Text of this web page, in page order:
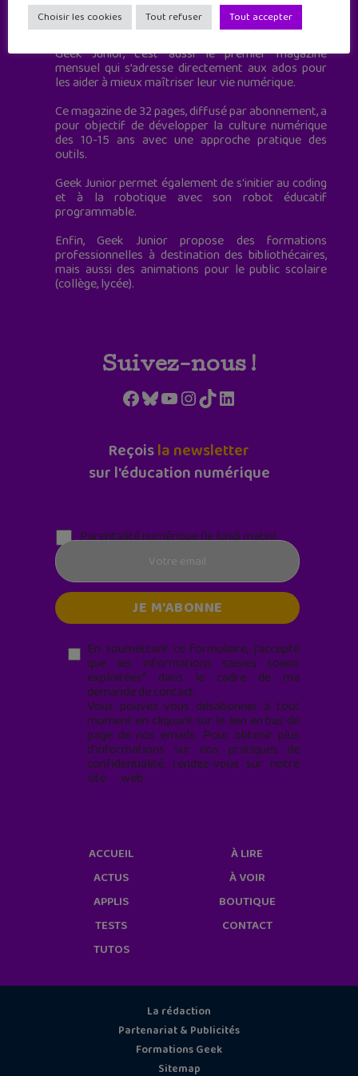
Geek Junior est le premier site de culture numérique
à destination des adolescents.
Geek Junior, c’est aussi le premier magazine
mensuel qui s’adresse directement aux ados pour
les aider à mieux maîtriser leur vie numérique.
Ce magazine de 32 pages, diffusé par abonnement, a
pour objectif de développer la culture numérique
des 10-15 ans avec une approche pratique des
outils.
Geek Junior permet également de s'initier au coding
et à la robotique avec son robot éducatif
programmable.
Enfin, Geek Junior propose des formations
professionnelles à destination des bibliothécaires,
mais aussi des animations pour le public scolaire
(collège, lycée).
Suivez-nous !
Facebook
Bluesky
YouTube
Instagram
TikTokLinkedIn
Reçoisla newsletter
sur l'éducation numérique
Parentalité numérique (le lundi matin)
En soumettant ce formulaire, j’accepte
que les informations saisies soient
exploitées* dans le cadre de ma
demande de contact.
Vous pouvez vous désabonner à tout
moment en cliquant sur le lien en bas de
page de nos emails. Pour obtenir plus
d'informations sur nos pratiques de
confidentialité, rendez-vous sur notre
site web
Choisir les cookies Tout refuser Tout accepter
ACCUEIL
ACTUS
APPLIS
TESTS
TUTOS
À LIRE
À VOIR
BOUTIQUE
CONTACT
La rédaction
Partenariat & Publicités
Formations Geek
Sitemap